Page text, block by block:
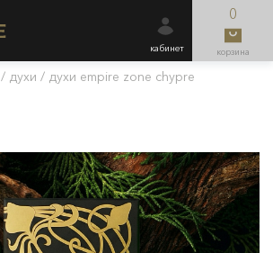
кабинет
0
корзина
/ духи / духи empire zone chypre